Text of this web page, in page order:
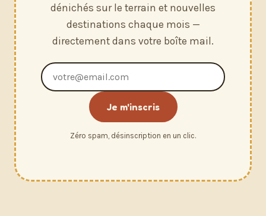
dénichés sur le terrain et nouvelles
destinations chaque mois —
directement dans votre boîte mail.
mail
Je m'inscris
Zéro spam, désinscription en un clic.